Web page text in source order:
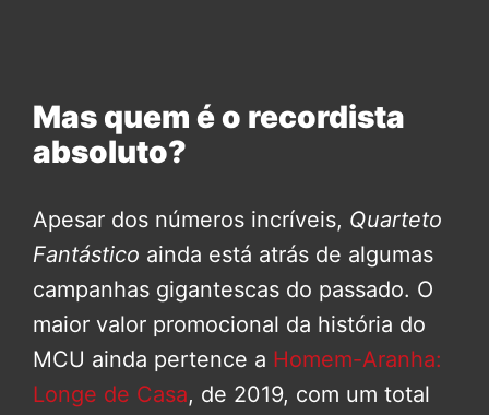
Mas quem é o recordista
absoluto?
Apesar dos números incríveis, Quarteto
Fantástico ainda está atrás de algumas
campanhas gigantescas do passado. O
maior valor promocional da história do
MCU ainda pertence a Homem-Aranha:
Longe de Casa, de 2019, com um total